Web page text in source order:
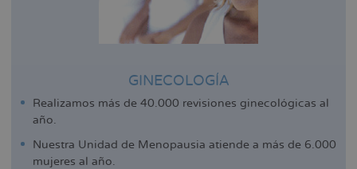
GINECOLOGÍA
Realizamos más de 40.000 revisiones ginecológicas al
año.
Nuestra Unidad de Menopausia atiende a más de 6.000
mujeres al año.